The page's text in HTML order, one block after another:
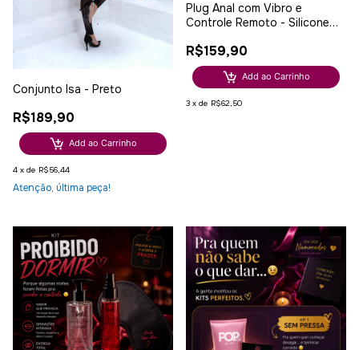
Conjunto Isa - Preto
R$189,90
Add ao Carrinho
4 x de R$56,44
Atenção, última peça!
Plug Anal com Vibro e
Controle Remoto - Silicone
R$159,90
Add ao Carrinho
3 x de R$62,50